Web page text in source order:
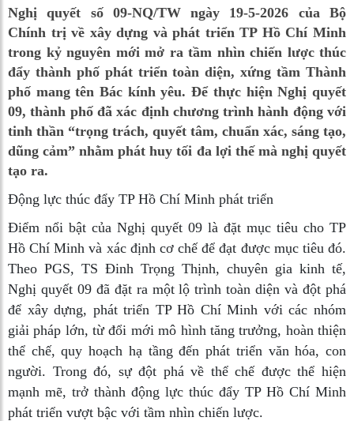
Nghị quyết số 09-NQ/TW ngày 19-5-2026 của Bộ
Chính trị về xây dựng và phát triển TP Hồ Chí Minh
trong kỷ nguyên mới mở ra tầm nhìn chiến lược thúc
đẩy thành phố phát triển toàn diện, xứng tầm Thành
phố mang tên Bác kính yêu. Để thực hiện Nghị quyết
09, thành phố đã xác định chương trình hành động với
tinh thần “trọng trách, quyết tâm, chuẩn xác, sáng tạo,
dũng cảm” nhằm phát huy tối đa lợi thế mà nghị quyết
tạo ra.
Động lực thúc đẩy TP Hồ Chí Minh phát triển
Điểm nổi bật của Nghị quyết 09 là đặt mục tiêu cho TP
Hồ Chí Minh và xác định cơ chế để đạt được mục tiêu đó.
Theo PGS, TS Đinh Trọng Thịnh, chuyên gia kinh tế,
Nghị quyết 09 đã đặt ra một lộ trình toàn diện và đột phá
để xây dựng, phát triển TP Hồ Chí Minh với các nhóm
giải pháp lớn, từ đổi mới mô hình tăng trưởng, hoàn thiện
thể chế, quy hoạch hạ tầng đến phát triển văn hóa, con
người. Trong đó, sự đột phá về thể chế được thể hiện
mạnh mẽ, trở thành động lực thúc đẩy TP Hồ Chí Minh
phát triển vượt bậc với tầm nhìn chiến lược.